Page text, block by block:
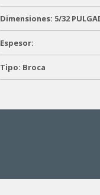
Dimensiones: 5/32
Espesor:
Tipo: Broca